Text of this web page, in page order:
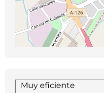
Muy eficiente